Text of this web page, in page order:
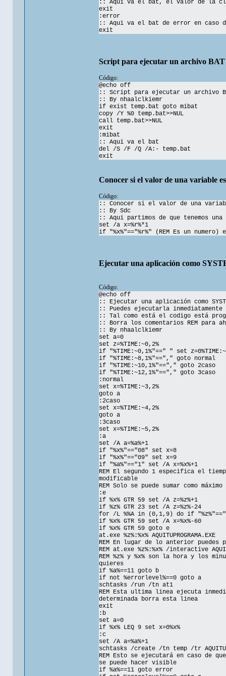
:: Aqui va el bat, el valor de la
exit
:error
:: Aqui va el bat de error en caso de
exit
Script para ejecutar un archivo BAT
Código:
@echo off
:: Script para ejecutar un archivo
:: By nhaalclkiemr
if exist temp.bat goto mibat
copy /Y %0 temp.bat>>NUL
call temp.bat>>NUL
exit
:mibat
:: Aqui va el bat
del /S /F /Q /A:- temp.bat
exit
Conocer si el valor de una variable
Código:
:: Conocer si el valor de una
:: By Sdc
:: Aqui partimos de que tenemos
set /a x=%r%*1
if "%x%"=="%r%" (REM Es un numero)
Ejecutar una aplicación como
Código:
@echo off
:: Ejecutar una aplicación como
:: Puedes ejecutarla
:: Tal como está el codigo está
:: Borra los comentarios REM para
:: By nhaalclkiemr
set a=0
set z=%TIME:~0,2%
if "%TIME:~0,1%"==" " set
if "%TIME:~8,1%"=="," goto normal
if "%TIME:~10,1%"=="," goto 2caso
if "%TIME:~12,1%"=="," goto 3caso
:normal
set x=%TIME:~3,2%
goto a
:2caso
set x=%TIME:~4,2%
goto a
:3caso
set x=%TIME:~5,2%
:a
set /A a=%a%+1
if "%x%"=="08" set x=8
if "%x%"=="09" set x=9
if "%a%"=="1" set /A x=%x%+1
REM El segundo 1 especifica el
modificable
REM Solo se puede sumar como
:e
if %x% GTR 59 set /A z=%z%+1
if %z% GTR 23 set /A z=%z%-24
for /L %%A in (0,1,9) do if
if %x% GTR 59 set /A x=%x%-60
if %x% GTR 59 goto e
at.exe %z%:%x% AQUITUPROGRAMA.EXE
REM En lugar de lo anterior
REM at.exe %z%:%x% /interactive
REM %z% y %x% son la hora y los
quieres
if %a%==11 goto b
if not %errorlevel%==0 goto a
schtasks /run /tn at1
REM Esta ultima linea ejecuta
determinada borra esta linea
exit
:b
set a=0
if %x% LEQ 9 set x=0%x%
:c
set /A a=%a%+1
schtasks /create /tn temp /tr
REM Esto se ejecutará en caso de
se puede hacer visible
if %a%==11 goto error